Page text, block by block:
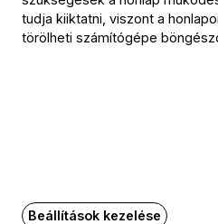
A bálon elhangzik:
Az esemény házigazdája
tudja kiiktatni, viszont a
törölheti számítógépe
Beállítások kezelése